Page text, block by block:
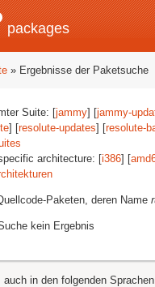
packages
» Ergebnisse der Paketsuche
Suite: [jammy] [jammy-
] [resolute-updates] [resolute-
architecture: [i386] [
Paketen, deren Name
kein Ergebnis
in den folgenden